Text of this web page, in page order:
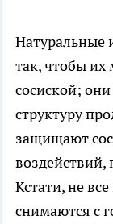
Натуральные
так, чтобы их
сосиской;
структуру
защищают
воздействий,
Кстати, не
снимаются с